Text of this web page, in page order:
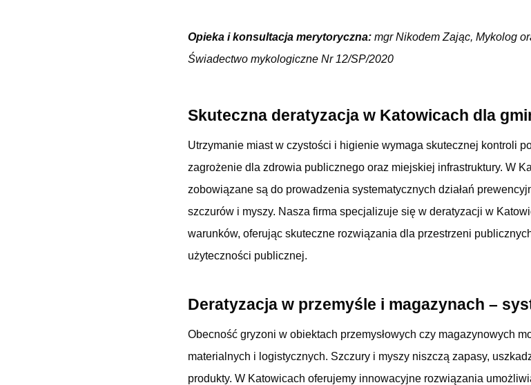
Opieka i konsultacja merytoryczna: mgr Nikodem Zając, Mykolog
Świadectwo mykologiczne Nr 12/SP/2020
Skuteczna deratyzacja w Katowicach dla
Utrzymanie miast w czystości i higienie wymaga skutecznej kontroli
zagrożenie dla zdrowia publicznego oraz miejskiej infrastruktury. W
zobowiązane są do prowadzenia systematycznych działań
szczurów i myszy. Nasza firma specjalizuje się w deratyzacji w
warunków, oferując skuteczne rozwiązania dla przestrzeni
użyteczności publicznej.
Deratyzacja w przemyśle i magazynach –
Obecność gryzoni w obiektach przemysłowych czy magazynowych
materialnych i logistycznych. Szczury i myszy niszczą zapasy,
produkty. W Katowicach oferujemy innowacyjne rozwiązania